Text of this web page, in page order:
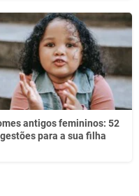
antigos femininos: 52
para a sua filha